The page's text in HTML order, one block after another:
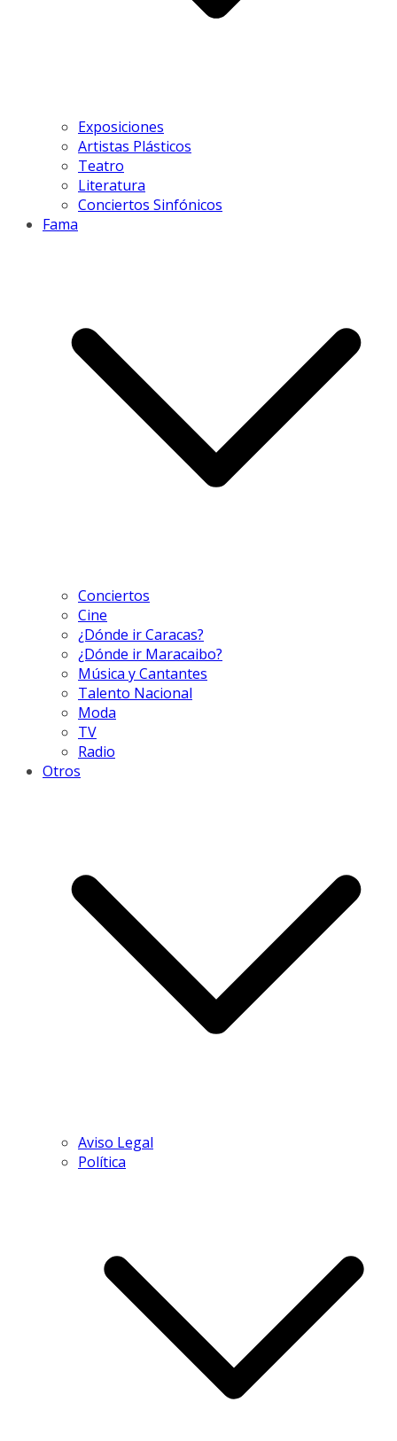
Exposiciones
Artistas Plásticos
Teatro
Literatura
Conciertos Sinfónicos
Fama
Conciertos
Cine
¿Dónde ir Caracas?
¿Dónde ir Maracaibo?
Música y Cantantes
Talento Nacional
Moda
TV
Radio
Otros
Aviso Legal
Política